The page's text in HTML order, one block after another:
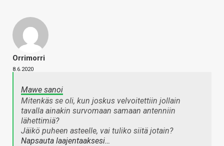
Orrimorri
8.6.2020
Mawe sanoi
Mitenkäs se oli, kun joskus velvoitettiin jollain
tavalla ainakin survomaan samaan antenniin
lähettimiä?
Jäikö puheen asteelle, vai tuliko siitä jotain?
Napsauta laajentaaksesi…